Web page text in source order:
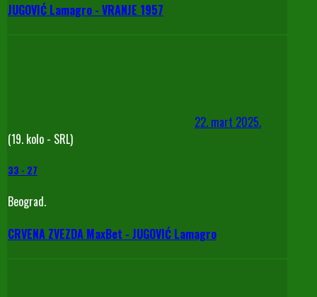
JUGOVIĆ Lamagro - VRANJE 1957
22. mart 2025.
(19. kolo - SRL)
33 - 27
Beograd.
CRVENA ZVEZDA MaxBet - JUGOVIĆ Lamagro